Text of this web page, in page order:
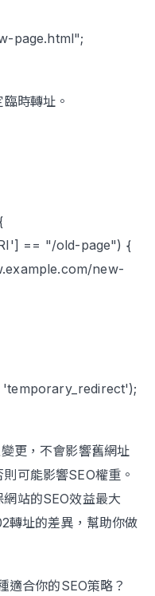
page.html";
時轉址。
== "/old-page") {
new-
更，不會影響舊網址
可能影響SEO權重。
站的SEO效益最大
轉址的差異，幫助你做
適合你的SEO策略？